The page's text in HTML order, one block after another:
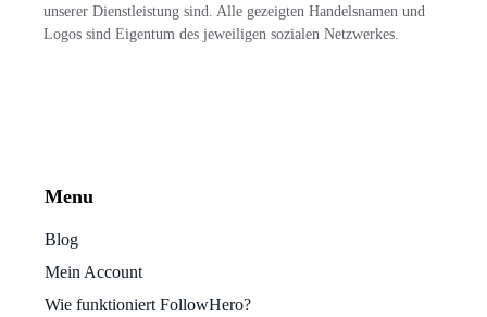
unserer Dienstleistung sind. Alle gezeigten Handelsnamen und
Logos sind Eigentum des jeweiligen sozialen Netzwerkes.
Menu
Blog
Mein Account
Wie funktioniert FollowHero?